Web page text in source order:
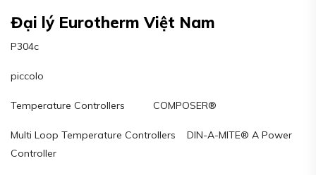
Đại lý Eurotherm Việt Nam
P304c
piccolo
Temperature Controllers COMPOSER®
Multi Loop Temperature Controllers DIN-A-MITE® A Power
Controller